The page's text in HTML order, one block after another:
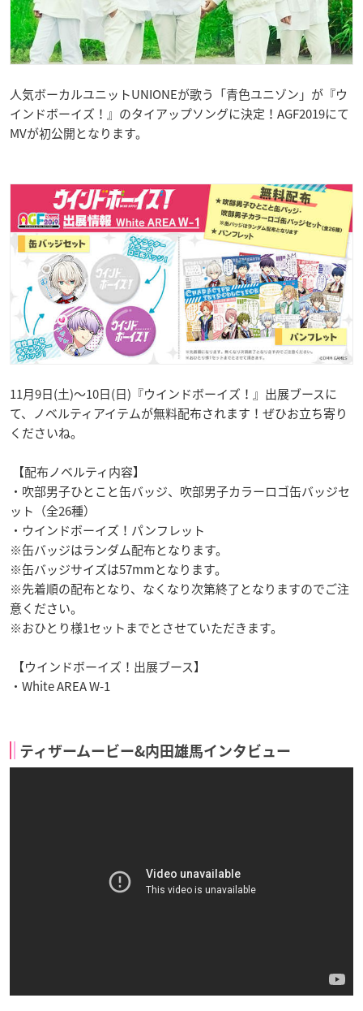
人気ボーカルユニットUNIONEが歌う「青色ユニゾン」が『ウ
インドボーイズ！』のタイアップソングに決定！AGF2019にて
MVが初公開となります。
11月9日(土)〜10日(日)『ウインドボーイズ！』出展ブースに
て、ノベルティアイテムが無料配布されます！ぜひお立ち寄り
くださいね。
【配布ノベルティ内容】
・吹部男子ひとこと缶バッジ、吹部男子カラーロゴ缶バッジセ
ット（全26種）
・ウインドボーイズ！パンフレット
※缶バッジはランダム配布となります。
※缶バッジサイズは57mmとなります。
※先着順の配布となり、なくなり次第終了となりますのでご注
意ください。
※おひとり様1セットまでとさせていただきます。
【ウインドボーイズ！出展ブース】
・White AREA W-1
ティザームービー&内田雄馬インタビュー